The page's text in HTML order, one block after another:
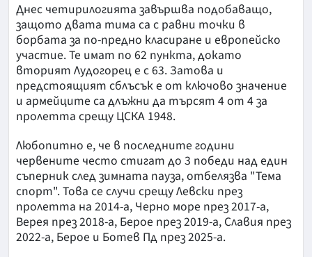
Днес четирилогията завършва подобаващо,
защото двата тима са с равни точки в
борбата за по-предно класиране и европейско
участие. Те имат по 62 пункта, докато
вторият Лудогорец е с 63. Затова и
предстоящият сблъсък е от ключово значение
и армейците са длъжни да търсят 4 от 4 за
пролетта срещу ЦСКА 1948.
Любопитно е, че в последните години
червените често стигат до 3 победи над един
съперник след зимната пауза, отбелязва "Тема
спорт". Това се случи срещу Левски през
пролетта на 2014-а, Черно море през 2017-а,
Верея през 2018-а, Берое през 2019-а, Славия през
2022-а, Берое и Ботев Пд през 2025-а.